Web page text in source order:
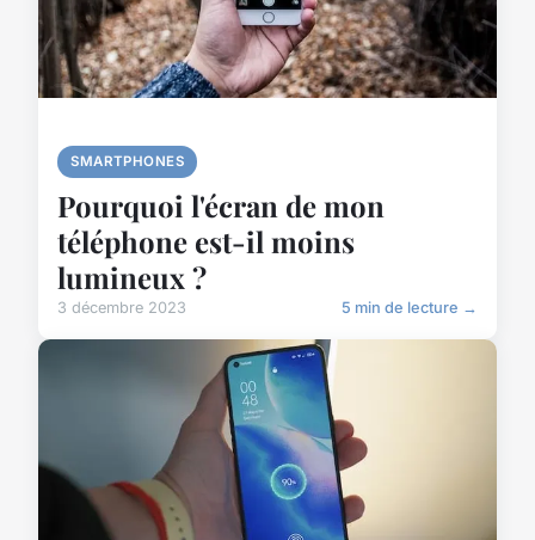
SMARTPHONES
Pourquoi l'écran de mon
téléphone est-il moins
lumineux ?
3 décembre 2023 5 min de lecture →